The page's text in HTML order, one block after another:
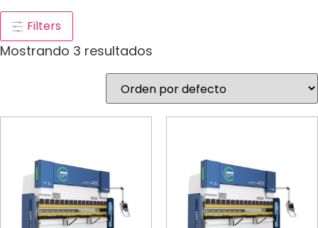
Filters
Mostrando 3 resultados